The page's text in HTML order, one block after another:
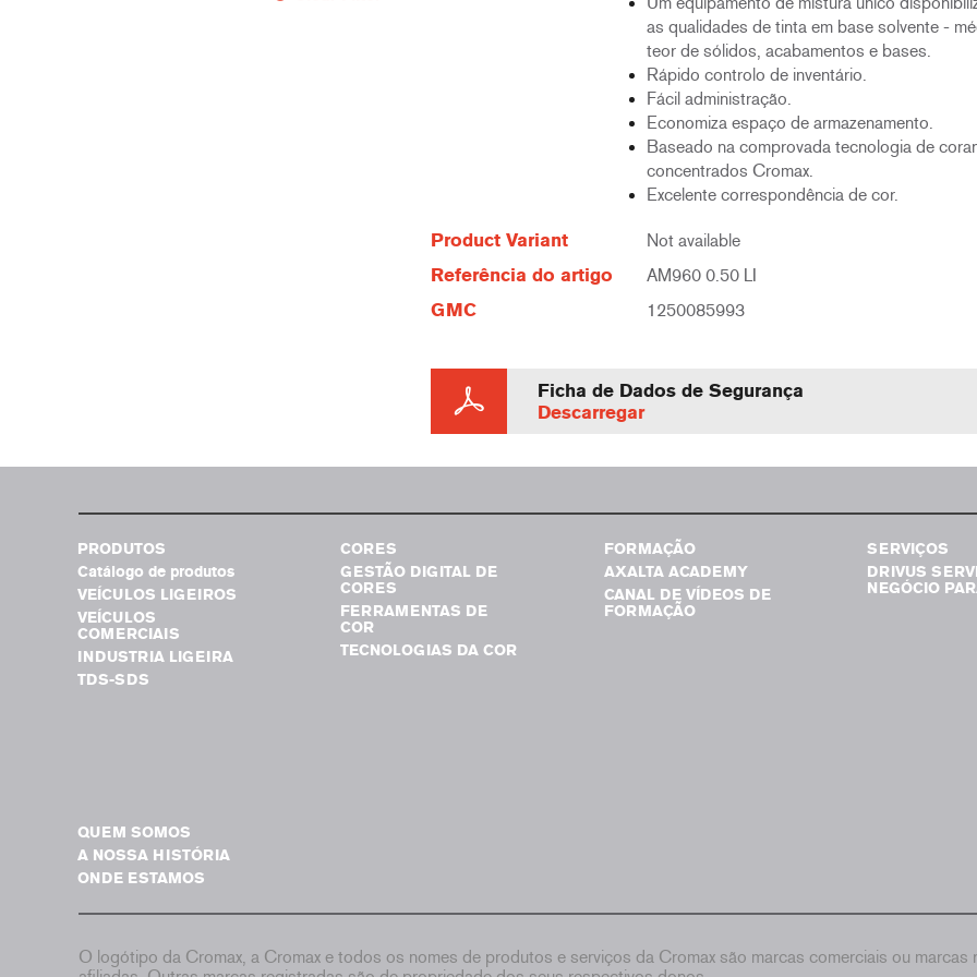
as qualidades de tinta em base solvente -
teor de sólidos, acabamentos e bases.
Rápido controlo de inventário.
Fácil administração.
Economiza espaço de armazenamento.
Baseado na comprovada tecnologia de
concentrados Cromax.
Excelente correspondência de cor.
Product Variant Not available
Referência do artigo AM960 0.50 LI
GMC 1250085993
Ficha de Dados de Segurança
Descarregar
PRODUTOS
Catálogo de produtos
VEÍCULOS LIGEIROS
VEÍCULOS
COMERCIAIS
INDUSTRIA LIGEIRA
TDS-SDS
CORES
GESTÃO DIGITAL DE
CORES
FERRAMENTAS DE
COR
TECNOLOGIAS DA COR
FORMAÇÃO
AXALTA ACADEMY
CANAL DE VÍDEOS DE
FORMAÇÃO
SERVIÇOS
DRIVUS
NEGÓCIO
QUEM SOMOS
A NOSSA HISTÓRIA
ONDE ESTAMOS
O logótipo da Cromax, a Cromax e todos os nomes de produtos e serviços da Cromax são marcas comerciais ou